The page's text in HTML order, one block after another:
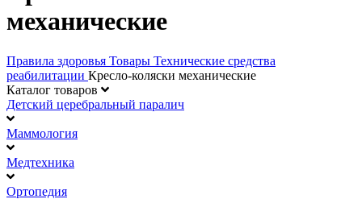
механические
Правила здоровья Товары Технические средства
реабилитации Кресло-коляски механические
Каталог товаров
Детский церебральный паралич
Маммология
Медтехника
Ортопедия